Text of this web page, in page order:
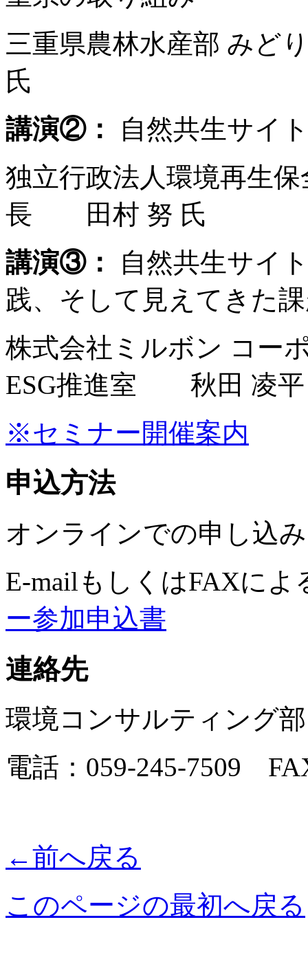
三重県農林水産部 み
氏
講演②：
自然共生サイ
独立行政法人環境再生
長 田村 努 氏
講演③：
自然共生サイ
践、そして見えてきた
株式会社ミルボン コー
ESG推進室 秋田 凌平
※セミナー開催案内
申込方法
オンラインでの申し込
E-mailもしくはFAXに
ー参加申込書
連絡先
環境コンサルティング
電話：059-245-7509
←前へ戻る
このページの最初へ戻る